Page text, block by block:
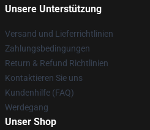
Unsere Unterstützung
Versand und Lieferrichtlinien
Zahlungsbedingungen
Return & Refund Richtlinien
Kontaktieren Sie uns
Kundenhilfe (FAQ)
Werdegang
Unser Shop